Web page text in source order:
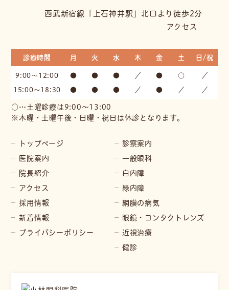
西武新宿線「上石神井駅」北口より徒歩2分
アクセス
診療時間 月 火 水 木 金 土 日/祝
9:00～12:00 ● ● ● ／ ● ○
／
15:00～18:30
● ● ● ／ ● ／ ／
○…土曜診療は9:00〜13:00
※木曜・土曜午後・日曜・祝日は休診となります。
トップページ
医院案内
院長紹介
アクセス
採用情報
新着情報
プライバシーポリシー
診察案内
一般眼科
白内障
緑内障
網膜の病気
眼鏡・コンタクトレンズ
近視治療
健診